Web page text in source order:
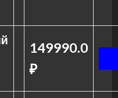
149990.0
₽